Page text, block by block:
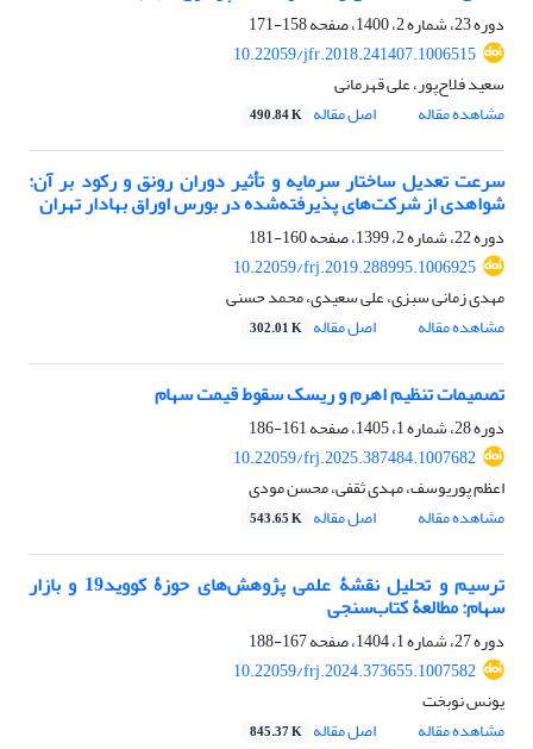
دوره 23، شماره 2، 1400، صفحه
158-171
10.22059/jfr.2018.241407.1006515
سعید فلاح‌پور، علی قهرمانی
مشاهده مقاله
اصل مقاله 490.84 K
سرعت تعدیل ساختار سرمایه و تأثیر دوران رونق و رکود بر آن:
شواهدی از شرکت‌های پذیرفته‌شده در بورس اوراق بهادار تهران
دوره 22، شماره 2، 1399، صفحه
160-181
10.22059/frj.2019.288995.1006925
مهدی زمانی سبزی، علی سعیدی، محمد حسنی
مشاهده مقاله
اصل مقاله 302.01 K
تصمیمات تنظیم اهرم و ریسک سقوط قیمت سهام
دوره 28، شماره 1، 1405، صفحه
161-186
10.22059/frj.2025.387484.1007682
اعظم پوریوسف، مهدی ثقفی، محسن مودی
مشاهده مقاله
اصل مقاله 543.65 K
ترسیم و تحلیل نقشۀ علمی پژوهش‌های حوزۀ کووید19 و بازار
سهام: مطالعۀ کتاب‌سنجی
دوره 27، شماره 1، 1404، صفحه
167-188
10.22059/frj.2024.373655.1007582
یونس نوبخت
مشاهده مقاله
اصل مقاله 845.37 K